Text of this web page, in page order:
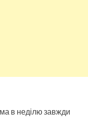
в неділю завжди